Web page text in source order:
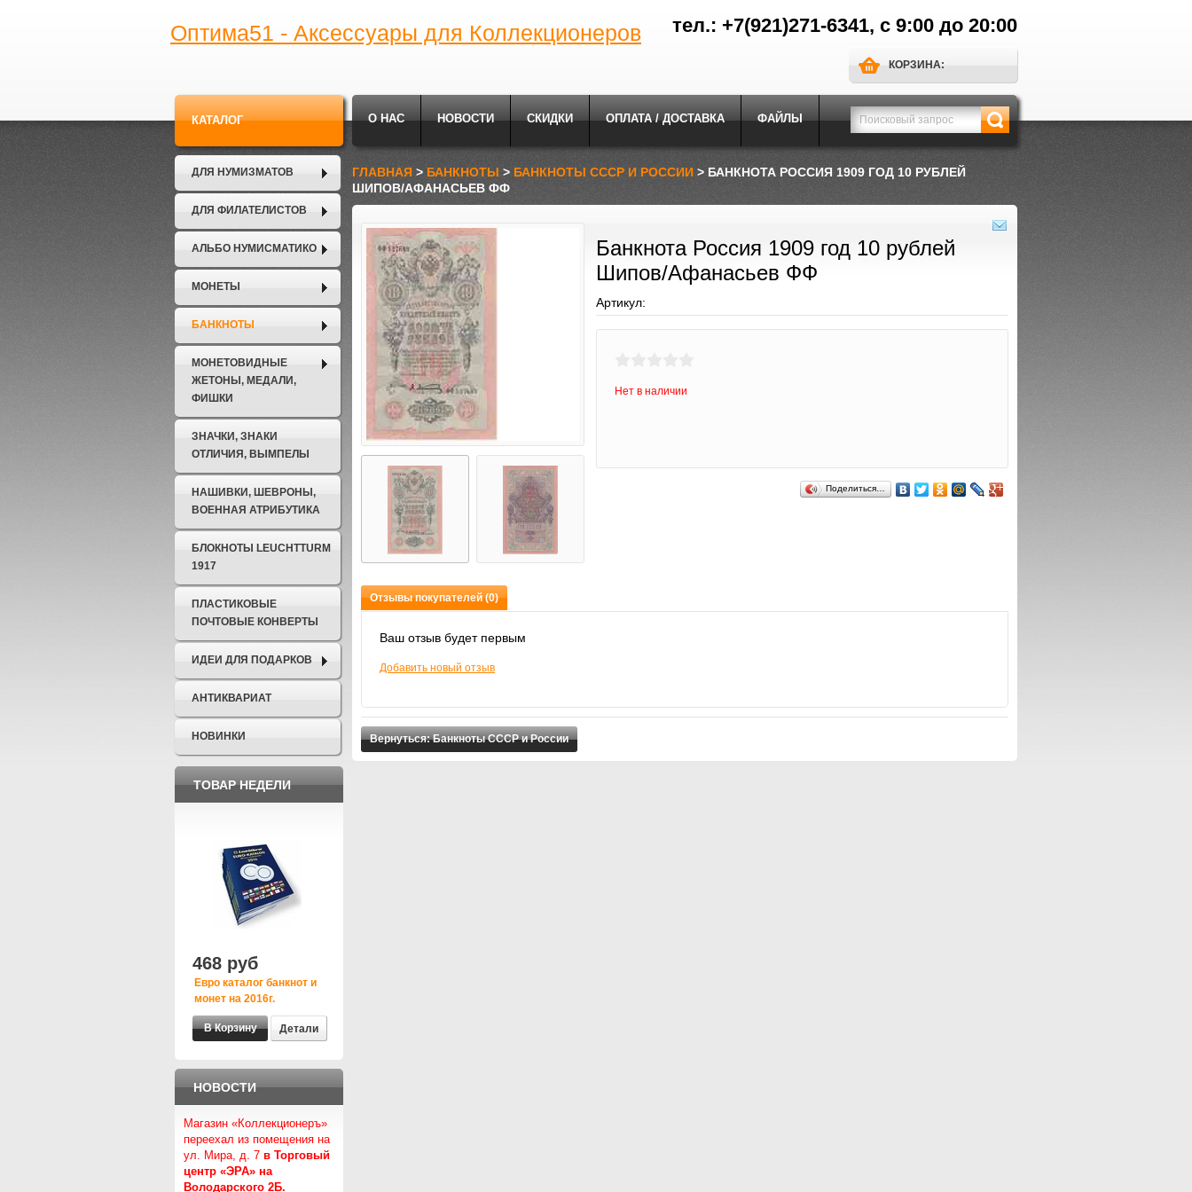
тел.: +7(921)271-6341, с 9:00 до 20:00
Оптима51 - Аксессуары для Коллекционеров
КОРЗИНА:
О НАС НОВОСТИ СКИДКИ ОПЛАТА / ДОСТАВКА ФАЙЛЫ
КАТАЛОГ
ДЛЯ НУМИЗМАТОВ
ДЛЯ ФИЛАТЕЛИСТОВ
АЛЬБО НУМИСМАТИКО
МОНЕТЫ
БАНКНОТЫ
МОНЕТОВИДНЫЕ
ЖЕТОНЫ, МЕДАЛИ,
ФИШКИ
ЗНАЧКИ, ЗНАКИ
ОТЛИЧИЯ, ВЫМПЕЛЫ
НАШИВКИ, ШЕВРОНЫ,
ВОЕННАЯ АТРИБУТИКА
БЛОКНОТЫ LEUCHTTURM
1917
ПЛАСТИКОВЫЕ
ПОЧТОВЫЕ КОНВЕРТЫ
ИДЕИ ДЛЯ ПОДАРКОВ
АНТИКВАРИАТ
НОВИНКИ
ТОВАР НЕДЕЛИ
468 руб
Евро каталог банкнот и
монет на 2016г.
Детали
НОВОСТИ
Магазин «Коллекционеръ»
переехал из помещения на
ул. Мира, д. 7 в Торговый
центр «ЭРА» на
Володарского 2Б.
ГЛАВНАЯ > БАНКНОТЫ > БАНКНОТЫ СССР И РОССИИ > БАНКНОТА РОССИЯ 1909 ГОД 10 РУБЛЕЙ
ШИПОВ/АФАНАСЬЕВ ФФ
Банкнота Россия 1909 год 10 рублей
Шипов/Афанасьев ФФ
Артикул:
Нет в наличии
Поделиться…
Отзывы покупателей (0)
Ваш отзыв будет первым
Добавить новый отзыв
Вернуться: Банкноты СССР и России